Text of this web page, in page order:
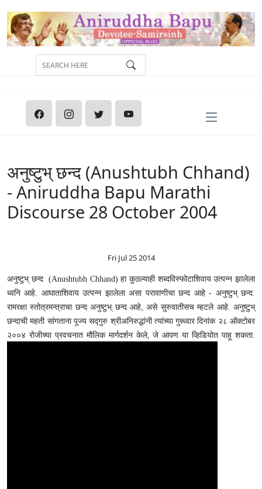
अनुष्टुभ् छन्द (Anushtubh Chhand)
- Aniruddha Bapu Marathi
Discourse 28 October 2004
Fri Jul 25 2014
अनुष्टुभ् छन्द (Anushtubh Chhand) हा कुठल्याही शब्दविस्फोटाशिवाय उत्पन्न झालेला
ध्वनि आहे. आघाताशिवाय उत्पन्न झालेला असा परावाणीचा छन्द आहे - अनुष्टुभ् छन्द.
रामरक्षा स्तोत्रमन्त्राचा छन्द अनुष्टुभ् छन्द आहे, असे सुरुवातीसच म्हटले आहे. अनुष्टुभ्
छन्दाची महती सांगताना पूज्य सद्गुरु श्रीअनिरुद्धांनी त्यांच्या गुरूवार दिनांक २८ ऑक्टोबर
२००४ रोजीच्या प्रवचनात मौलिक मार्गदर्शन केले, जे आपण या व्हिडियोत पाहू शकता.